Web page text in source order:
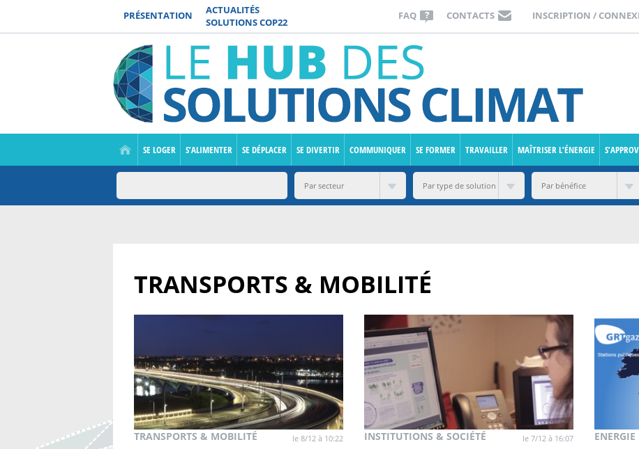
PRÉSENTATION
ACTUALITÉS
SOLUTIONS COP22
CONTACTS
FAQ INSCRIPTION /
SE LOGER S’ALIMENTER SE DÉPLACER SE DIVERTIR COMMUNIQUER SE FORMER TRAVAILLER MAÎTRISER L’ÉNERGIE
TRANSPORTS & MOBILITÉ
TRANSPORTS & MOBILITÉ le 8/12 à 10:22 INSTITUTIONS & SOCIÉTÉ le 7/12 à 16:07 ENERGIE